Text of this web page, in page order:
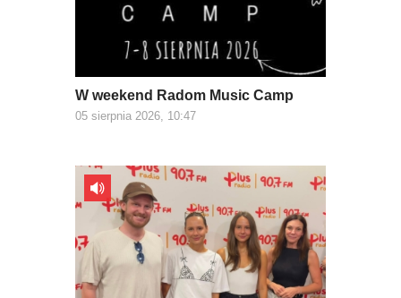
W weekend Radom Music Camp
05 sierpnia 2026, 10:47